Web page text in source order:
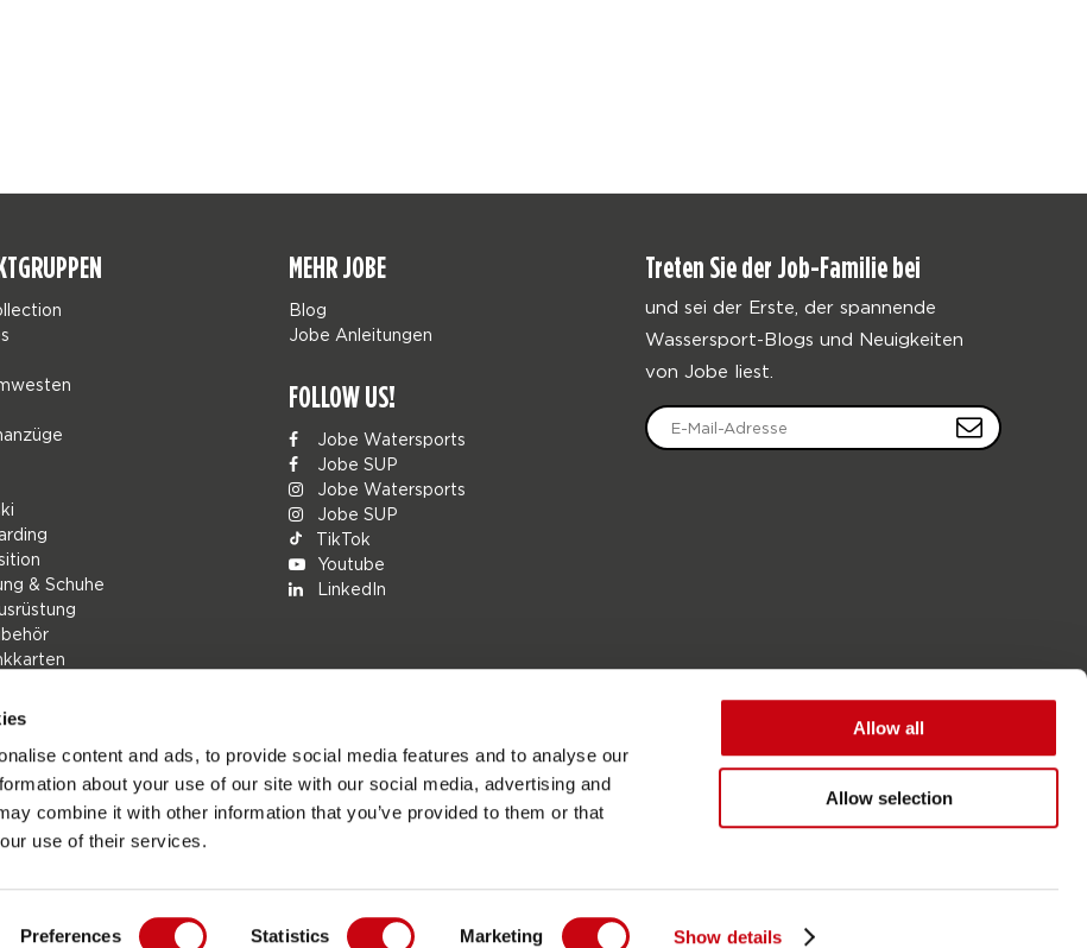
content and ads, to provide social media features and to analyse our
about your use of our site with our social media, advertising and
combine it with other information that you’ve provided to them or that
use of their services.
Preferences Statistics Marketing Show details
Allow all
Allow selection
& Schuhe
MEHR JOBE
Blog
Jobe Anleitungen
FOLLOW US!
Jobe Watersports
Jobe SUP
Jobe Watersports
Jobe SUP
TikTok
Youtube
LinkedIn
Treten Sie der Job-Familie bei
und sei der Erste, der spannende
Wassersport-Blogs und Neuigkeiten
von Jobe liest.
Allgemeine Geschäftsbedingungen
Zugänglichkeit